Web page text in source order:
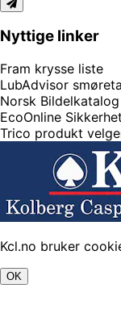
Nyttige linker
Fram krysse liste
LubAdvisor
Norsk Bildelkatalog
EcoOnline
Trico produkt
Kcl.no bruker
OK